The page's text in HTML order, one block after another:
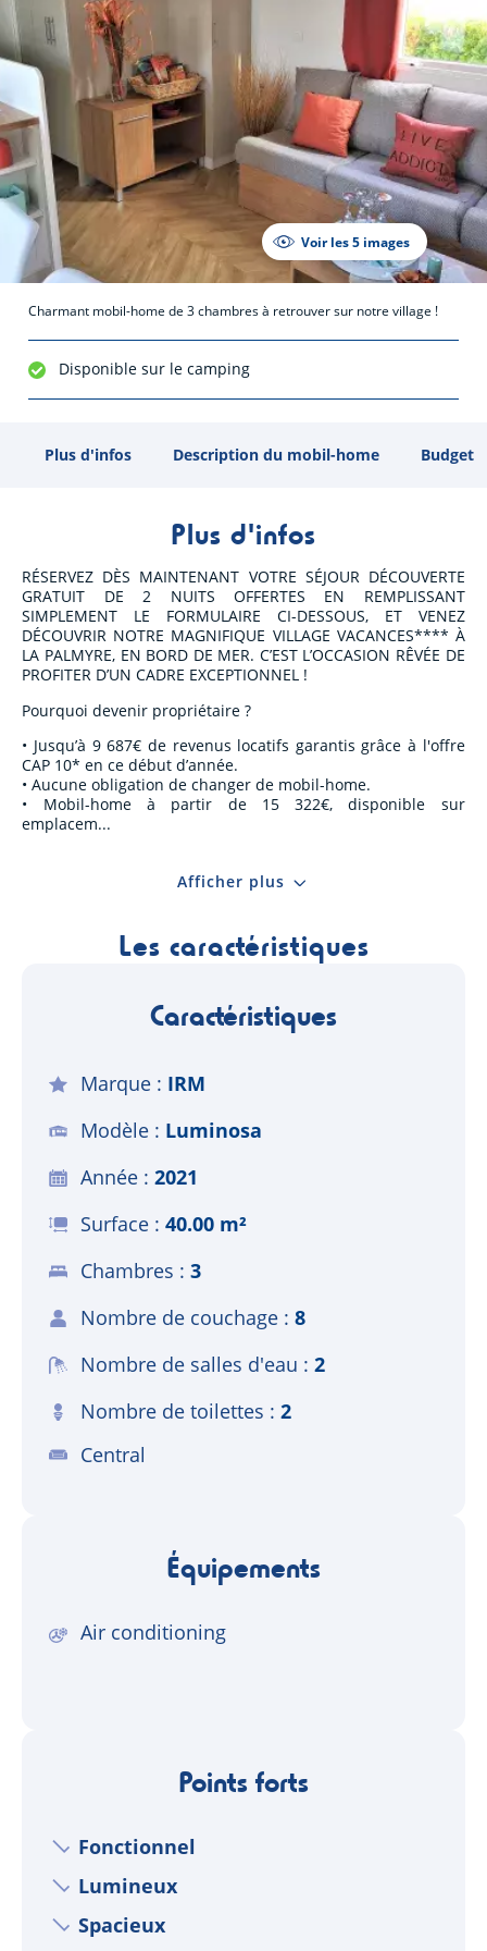
Voir les 5 images
Charmant mobil-home de 3 chambres à retrouver sur notre village !
Disponible sur le camping
Plus d'infos Description du mobil-home Budget
Plus d'infos
RÉSERVEZ DÈS MAINTENANT VOTRE SÉJOUR DÉCOUVERTE
GRATUIT DE 2 NUITS OFFERTES EN REMPLISSANT
SIMPLEMENT LE FORMULAIRE CI-DESSOUS, ET VENEZ
DÉCOUVRIR NOTRE MAGNIFIQUE VILLAGE VACANCES**** À
LA PALMYRE, EN BORD DE MER. C’EST L’OCCASION RÊVÉE DE
PROFITER D’UN CADRE EXCEPTIONNEL !
Pourquoi devenir propriétaire ?
• Jusqu’à 9 687€ de revenus locatifs garantis grâce à l'offre
CAP 10* en ce début d’année.
• Aucune obligation de changer de mobil-home.
• Mobil-home à partir de 15 322€, disponible sur
emplacem
Afficher plus
Les caractéristiques
Caractéristiques
Marque
IRM
Modèle
Luminosa
Année
2021
Surface
40.00 m²
Chambres
3
Nombre de couchage
8
Nombre de salles d'eau
2
Nombre de toilettes
2
Central
Équipements
Air conditioning
Points forts
Fonctionnel
Lumineux
Spacieux